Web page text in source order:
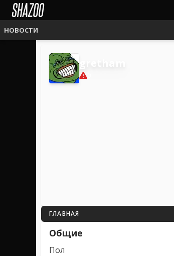
НОВОСТИ
ГЛАВНАЯ
Общие
Пол